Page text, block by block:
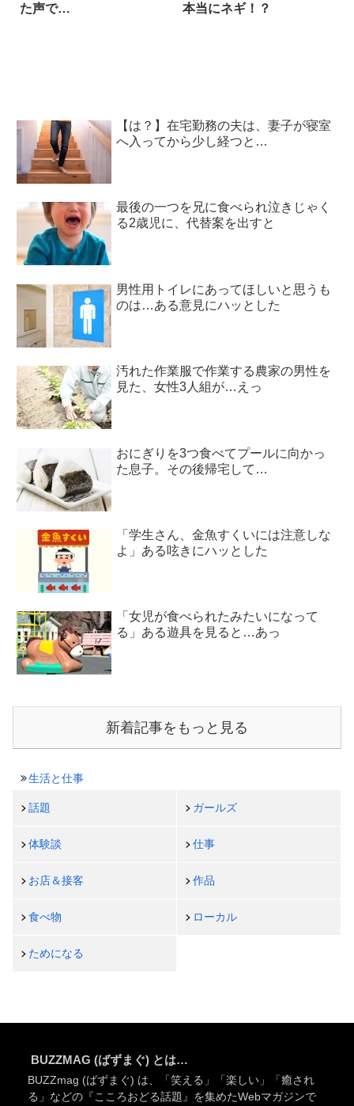
た声で…
本当にネギ！？
【は？】在宅勤務の夫は、妻子が寝室
へ入ってから少し経つと…
最後の一つを兄に食べられ泣きじゃく
る2歳児に、代替案を出すと
男性用トイレにあってほしいと思うも
のは…ある意見にハッとした
汚れた作業服で作業する農家の男性を
見た、女性3人組が…えっ
おにぎりを3つ食べてプールに向かっ
た息子。その後帰宅して…
「学生さん、金魚すくいには注意しな
よ」ある呟きにハッとした
「女児が食べられたみたいになって
る」ある遊具を見ると…あっ
新着記事をもっと見る
生活と仕事
話題 ガールズ
体験談 仕事
お店＆接客 作品
食べ物 ローカル
ためになる
BUZZMAG (ばずまぐ) とは…
BUZZmag (ばずまぐ) は、「笑える」「楽しい」「癒され
る」などの『こころおどる話題』を集めたWebマガジンで